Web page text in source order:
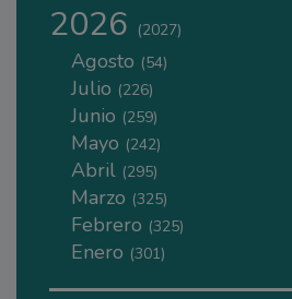
2026 (2027)
Agosto (54)
Julio (226)
Junio (259)
Mayo (242)
Abril (295)
Marzo (325)
Febrero (325)
Enero (301)